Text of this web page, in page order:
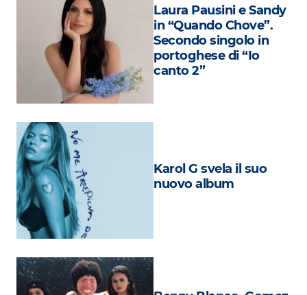
Oroscopo
Radio Subasio Music Club
Sanremo 2026
News
Musica
Cultura
Attualità
Costume
Extra
Eventi
Laura Pausini e Sandy
in “Quando Chove”.
Secondo singolo in
portoghese di “Io
canto 2”
Karol G svela il suo
nuovo album